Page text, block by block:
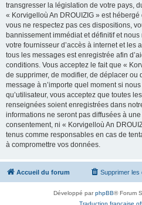
transgresser la législation de votre pays,
« Korvigelloù An DROUIZIG » est
vous ne respectez pas ces dispositions,
bannissement immédiat et définitif et
votre fournisseur d’accès à internet et les
tous les messages est enregistrée afin
conditions. Vous acceptez le fait que «
de supprimer, de modifier, de déplacer ou
message à n’importe quel moment si
qu’utilisateur, vous acceptez que toutes
renseignées soient enregistrées dans
informations ne seront pas diffusées à
consentement, ni « Korvigelloù An
tenus comme responsables en cas de
à compromettre vos données.
Accueil du forum Supprimer les
Développé parphpBB® Forum
Traduction française